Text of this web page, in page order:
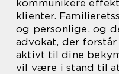
kommunikere
klienter.
og personlige, og
advokat, der
aktivt til dine
vil være i stand til